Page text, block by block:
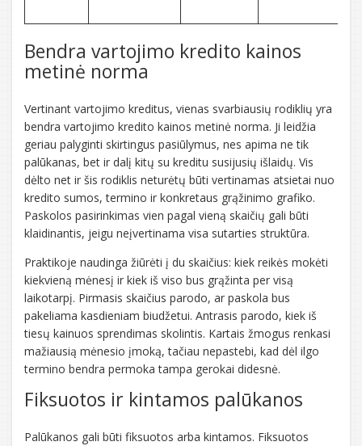
Bendra vartojimo kredito kainos
metinė norma
Vertinant vartojimo kreditus, vienas svarbiausių rodiklių yra
bendra vartojimo kredito kainos metinė norma. Ji leidžia
geriau palyginti skirtingus pasiūlymus, nes apima ne tik
palūkanas, bet ir dalį kitų su kreditu susijusių išlaidų. Vis
dėlto net ir šis rodiklis neturėtų būti vertinamas atsietai nuo
kredito sumos, termino ir konkretaus grąžinimo grafiko.
Paskolos pasirinkimas vien pagal vieną skaičių gali būti
klaidinantis, jeigu neįvertinama visa sutarties struktūra.
Praktikoje naudinga žiūrėti į du skaičius: kiek reikės mokėti
kiekvieną mėnesį ir kiek iš viso bus grąžinta per visą
laikotarpį. Pirmasis skaičius parodo, ar paskola bus
pakeliama kasdieniam biudžetui. Antrasis parodo, kiek iš
tiesų kainuos sprendimas skolintis. Kartais žmogus renkasi
mažiausią mėnesio įmoką, tačiau nepastebi, kad dėl ilgo
termino bendra permoka tampa gerokai didesnė.
Fiksuotos ir kintamos palūkanos
Palūkanos gali būti fiksuotos arba kintamos. Fiksuotos